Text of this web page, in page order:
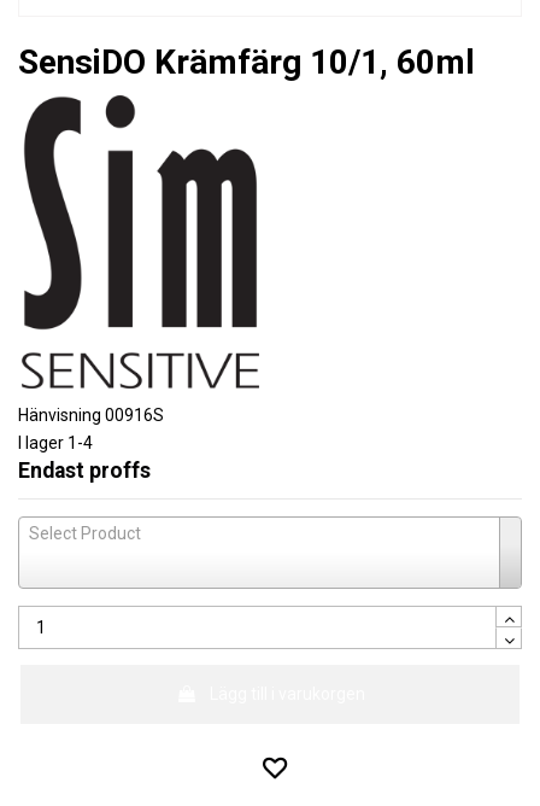
SensiDO Krämfärg 10/1, 60ml
Hänvisning 00916S
I lager 1-4
Endast proffs
Select Product